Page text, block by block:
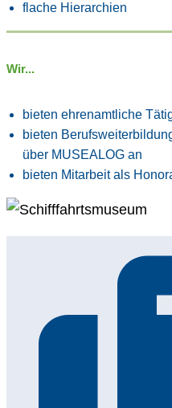
flache Hierarchien
Wir...
bieten ehrenamtliche
bieten
über MUSEALOG an
bieten Mitarbeit als